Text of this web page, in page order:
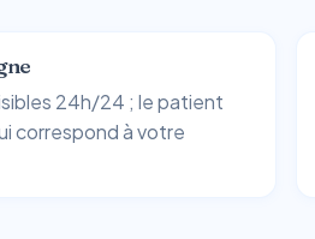
24h/24 ; le patient
correspond à votre